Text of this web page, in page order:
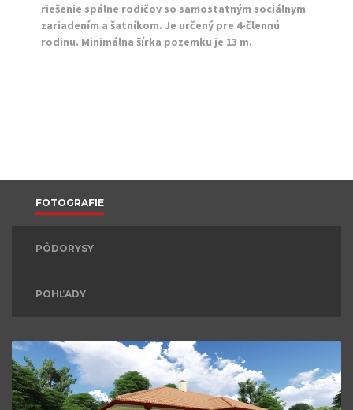
riešenie spálne rodičov so samostatným sociálnym
zariadením a šatníkom. Je určený pre 4-člennú
rodinu. Minimálna šírka pozemku je 13 m.
FOTOGRAFIE
PÔDORYSY
POHĽADY